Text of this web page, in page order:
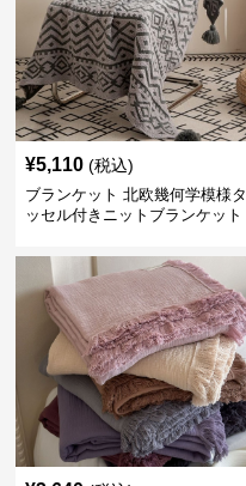
¥5,110 (税込)
ブランケット 北欧幾何学模様タ
ッセル付きニットブランケット